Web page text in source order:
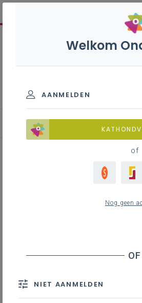
Krachtlijn 2 -
Waarom?
Aandachtspunten
Hoe?
Welkom
AANMELDEN
of
Nog geen
NIET AANMELDEN